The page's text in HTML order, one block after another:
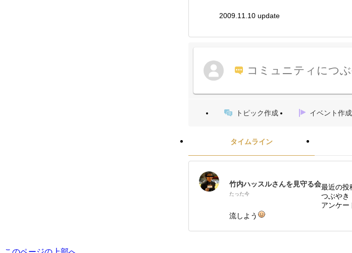
2009.11.10 update
コミュニティにつ
トピック作成 イベント作成
タイムライン
竹内ハッスルさんを見守る会
たった今
最近の投
つぶやき
アンケー
流しよう